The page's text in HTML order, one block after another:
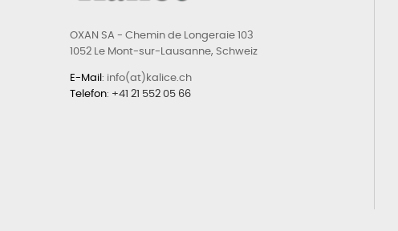
OXAN SA - Chemin de Longeraie 103
1052 Le Mont-sur-Lausanne, Schweiz
E-Mail : info(at)kalice.ch
Telefon: +41 21 552 05 66